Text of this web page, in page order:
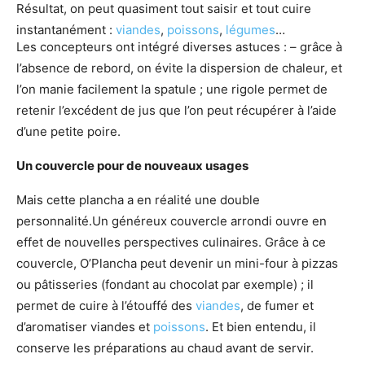
Résultat, on peut quasiment tout saisir et tout cuire
instantanément : viandes, poissons, légumes…
Les concepteurs ont intégré diverses astuces : – grâce à
l’absence de rebord, on évite la dispersion de chaleur, et
l’on manie facilement la spatule ; une rigole permet de
retenir l’excédent de jus que l’on peut récupérer à l’aide
d’une petite poire.
Un couvercle pour de nouveaux usages
Mais cette plancha a en réalité une double
personnalité.Un généreux couvercle arrondi ouvre en
effet de nouvelles perspectives culinaires. Grâce à ce
couvercle, O’Plancha peut devenir un mini-four à pizzas
ou pâtisseries (fondant au chocolat par exemple) ; il
permet de cuire à l’étouffé des viandes, de fumer et
d’aromatiser viandes et poissons. Et bien entendu, il
conserve les préparations au chaud avant de servir.